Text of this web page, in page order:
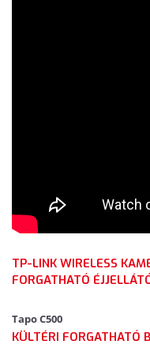
TP-LINK WIRELESS
FORGATHATÓ
Tapo C500
KÜLTÉRI FORGATHATÓ